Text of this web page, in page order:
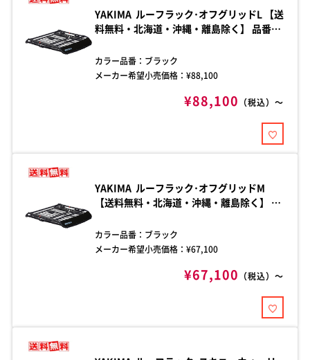
YAKIMA ルーフラック･オフグリッドL 【送
料無料・北海道・沖縄・離島除く】 品番：
なルーフラックです。
カラー品番： ブラック
メーカー希望小売価格：¥88,100
¥88,100 （税込）～
YAKIMA ルーフラック･オフグリッドM
【送料無料・北海道・沖縄・離島除く】 品
頑丈なルーフラックです。
カラー品番： ブラック
メーカー希望小売価格：¥67,100
¥67,100 （税込）～